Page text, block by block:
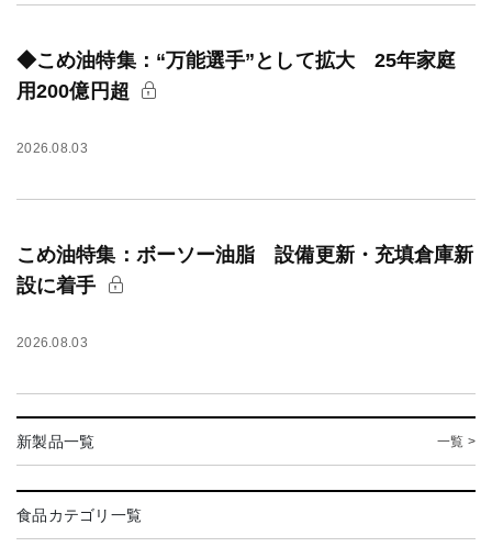
◆こめ油特集：“万能選手”として拡大 25年家庭
用200億円超
2026.08.03
こめ油特集：ボーソー油脂 設備更新・充填倉庫新
設に着手
2026.08.03
新製品一覧 一覧 >
食品カテゴリ一覧